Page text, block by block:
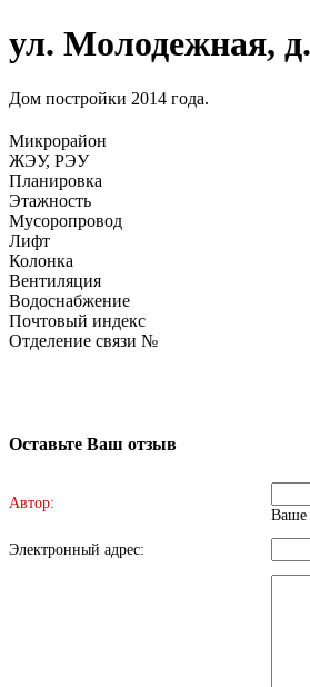
ул. Молодежная,
Дом постройки 2014 года.
Микрорайон
ЖЭУ, РЭУ
Планировка
Этажность
Мусоропровод
Лифт
Колонка
Вентиляция
Водоснабжение
Почтовый индекс
Отделение связи №
Оставьте Ваш отзыв
Автор:
Ваше
Электронный адрес: